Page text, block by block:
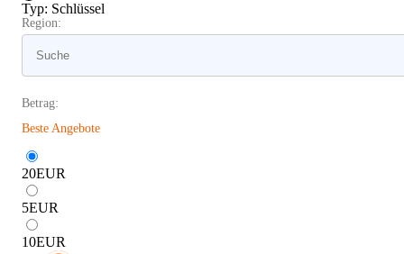
Typ: Schlüssel
Region:
Betrag:
Beste Angebote
20EUR
5EUR
10EUR